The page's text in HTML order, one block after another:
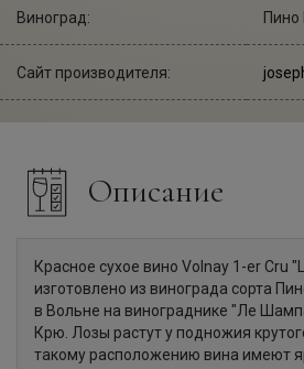
Виноград: Пино
Сайт производителя:
Описание
Красное сухое вино Volnay 1-er Cru
изготовлено из винограда сорта
в Вольне на винограднике "Ле
Крю. Лозы растут у подножия
такому расположению вина имеют